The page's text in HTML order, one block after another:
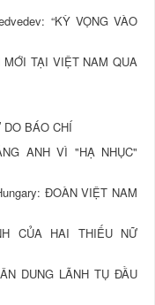
“KỲ VỌNG VÀO
TẠI VIỆT NAM QUA
DO BÁO CHÍ
ANH VÌ "HẠ NHỤC"
ĐOÀN VIỆT NAM
CỦA HAI THIẾU NỮ
DUNG LÃNH TỤ ĐẦU